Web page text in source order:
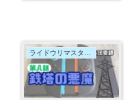
ライドウリマスター超力兵団奇譚